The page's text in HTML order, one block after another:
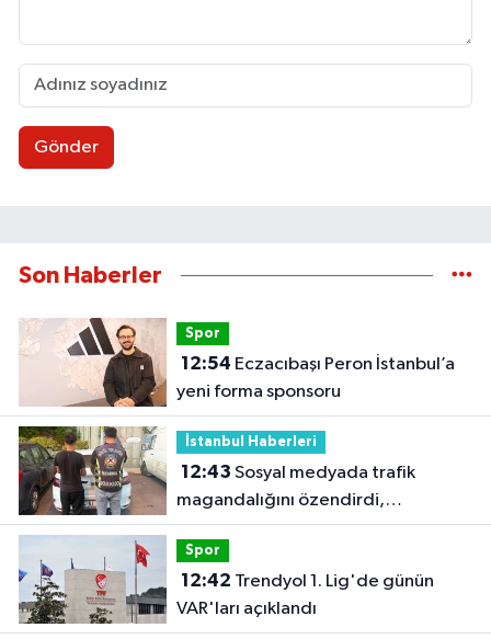
Gönder
Son Haberler
Spor
12:54
yeni forma sponsoru
İstanbul Haberleri
12:43
magandalığını özendirdi,
ehliyetinden oldu: 72 bin lira ceza
Spor
12:42
VAR'ları açıklandı